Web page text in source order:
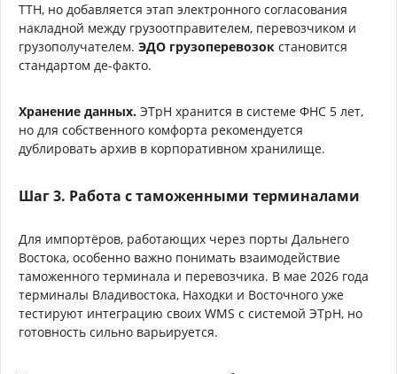
ТТН, но добавляется этап электронного согласования
накладной между грузоотправителем, перевозчиком и
грузополучателем. ЭДО грузоперевозок становится
стандартом де-факто.
Хранение данных. ЭТрН хранится в системе ФНС 5 лет,
но для собственного комфорта рекомендуется
дублировать архив в корпоративном хранилище.
Шаг 3. Работа с таможенными терминалами
Для импортёров, работающих через порты Дальнего
Востока, особенно важно понимать взаимодействие
таможенного терминала и перевозчика. В мае 2026 года
терминалы Владивостока, Находки и Восточного уже
тестируют интеграцию своих WMS с системой ЭТрН, но
готовность сильно варьируется.